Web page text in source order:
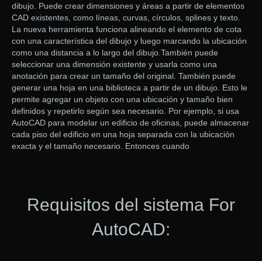
dibujo. Puede crear dimensiones y áreas a partir de elementos
CAD existentes, como líneas, curvas, círculos, splines y texto.
La nueva herramienta funciona alineando el elemento de cota
con una característica del dibujo y luego marcando la ubicación
como una distancia a lo largo del dibujo.También puede
seleccionar una dimensión existente y usarla como una
anotación para crear un tamaño del original. También puede
generar una hoja en una biblioteca a partir de un dibujo. Esto le
permite agregar un objeto con una ubicación y tamaño bien
definidos y repetirlo según sea necesario. Por ejemplo, si usa
AutoCAD para modelar un edificio de oficinas, puede almacenar
cada piso del edificio en una hoja separada con la ubicación
exacta y el tamaño necesario. Entonces cuando
Requisitos del sistema For
AutoCAD: